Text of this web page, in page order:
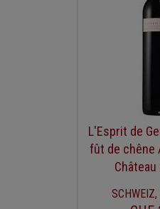
L'Esprit de
fût de chêne